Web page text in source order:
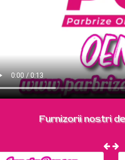
Furnizorii nostri